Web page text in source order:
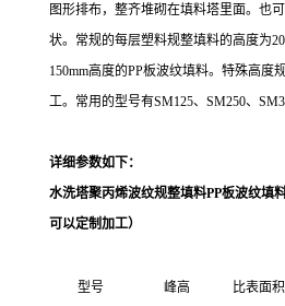
图形排布，整齐堆砌在填料塔里面。也
状。常规的每层塑料规整填料的高度为
150mm高度的PP板波纹填料。特殊高度
工。常用的型号有SM125、SM250、
详细参数如下：
水洗塔聚丙烯波纹规整填料PP板波纹填
可以定制加工）
型号
峰高
比表面积